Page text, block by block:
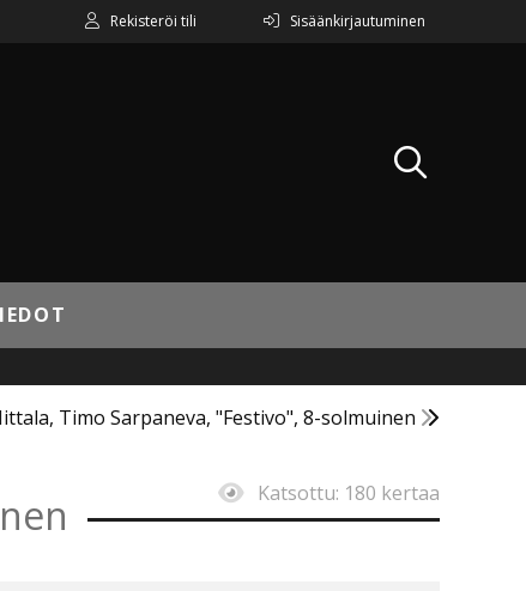
Rekisteröi tili Sisäänkirjautuminen
Timo Sarpaneva, "Festivo", 8-solmuinen
Katsottu: 180 kertaa